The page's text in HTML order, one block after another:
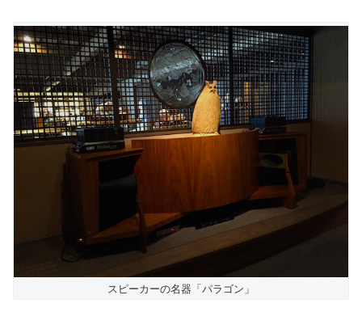
スピーカーの名器「パラゴン」